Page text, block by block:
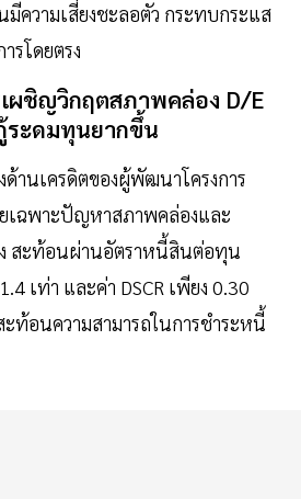
ความเสี่ยงชะลอตัว กระทบกระแส
รโดยตรง
ผชิญวิกฤตสภาพคล่อง D/E
ระดมทุนยากขึ้น
ด้านเครดิตของผู้พัฒนาโครงการ
เฉพาะปัญหาสภาพคล่องและ
สะท้อนผ่านอัตราหนี้สินต่อทุน
เท่า และค่า DSCR เพียง 0.30
ะท้อนความสามารถในการชำระหนี้